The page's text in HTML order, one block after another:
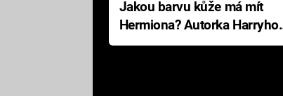
Jakou barvu kůže má mít
Hermiona? Autorka Harryho
Pottera přišla s ráznou